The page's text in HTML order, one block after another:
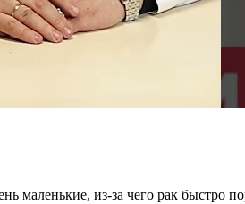
маленькие, из-за чего рак быстро